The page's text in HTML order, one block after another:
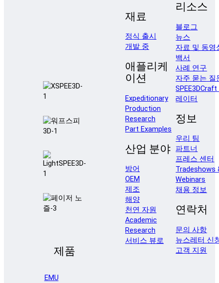
제품
EMU
재료
정식 출시
개발 중
애플리케
이션
Expeditionary
Production
Research
Part Examples
산업 분야
방어
OEM
제조
해양
천연 자원
Academic
Research
서비스 뷰로
리소스
블로그
뉴스
자료 및 동영
백서
사례 연구
자주 묻는 질
레이터
정보
우리 팀
파트너
프레스 센터
Tradeshows
Webinars
채용 정보
연락처
문의 사항
뉴스레터 신
고객 지원